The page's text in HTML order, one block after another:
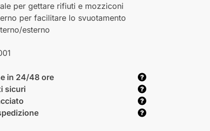
per gettare rifiuti e mozziconi
per facilitare lo svuotamento
esterno
in 24/48 ore
sicuri